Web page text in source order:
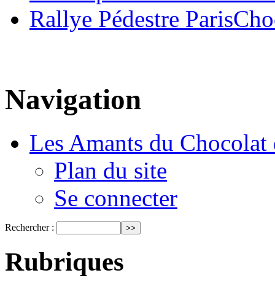
Rallye Pédestre
Navigation
Les Amants du
Plan du site
Se connecter
Rechercher :
Rubriques